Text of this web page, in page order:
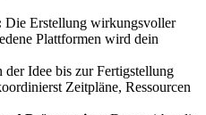
Die Erstellung wirkungsvoller
Plattformen wird dein
der Idee bis zur Fertigstellung
Zeitpläne, Ressourcen